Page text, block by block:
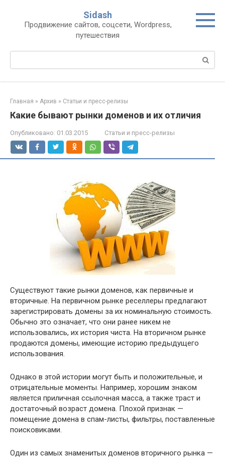
контенту
Sidash
Продвижение сайтов, соцсети, Wordpress,
путешествия
Главная » Архив » Статьи и пресс-релизы
Какие бывают рынки доменов и их отличия
Опубликовано: 01.03.2015 Статьи и пресс-релизы
Существуют такие рынки доменов, как первичные и
вторичные. На первичном рынке реселлеры предлагают
зарегистрировать домены за их номинальную стоимость.
Обычно это означает, что они ранее никем не
использовались, их история чиста. На вторичном рынке
продаются домены, имеющие историю предыдущего
использования.
Однако в этой истории могут быть и положительные, и
отрицательные моменты. Например, хорошим знаком
является приличная ссылочная масса, а также траст и
достаточный возраст домена. Плохой признак —
помещение домена в спам-листы, фильтры, поставленные
поисковиками.
Один из самых знаменитых доменов вторичного рынка —